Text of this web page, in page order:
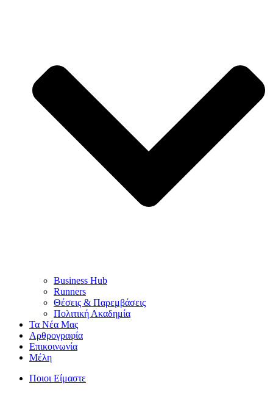
Business Hub
Runners
Θέσεις & Παρεμβάσεις
Πολιτική Ακαδημία
Τα Νέα Μας
Αρθρογραφία
Επικοινωνία
Μέλη
Ποιοι Είμαστε